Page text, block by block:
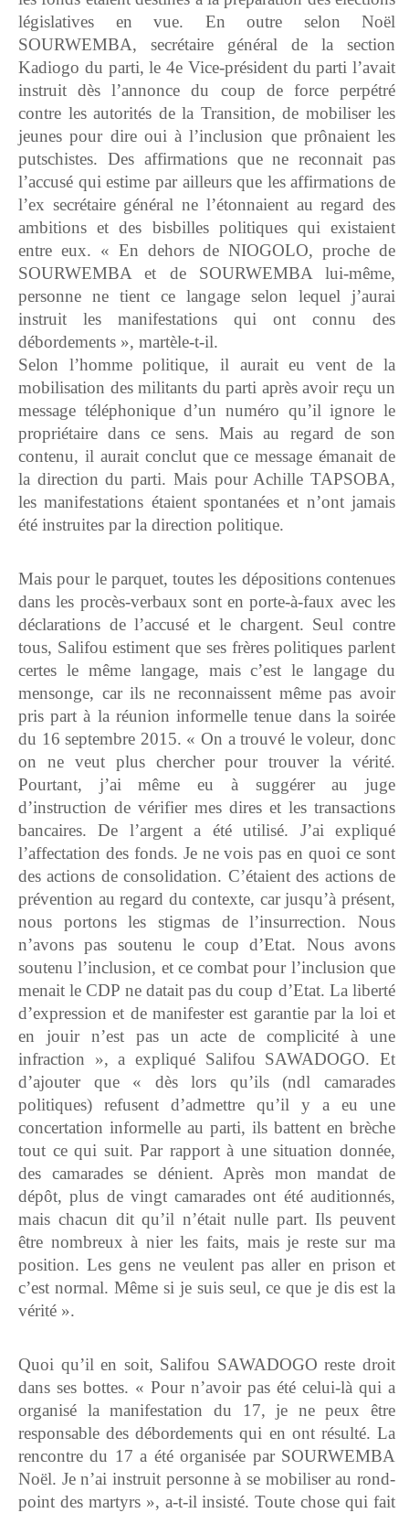
législatives en vue. En outre selon Noël
SOURWEMBA, secrétaire général de la section
Kadiogo du parti, le 4e Vice-président du parti l’avait
instruit dès l’annonce du coup de force perpétré
contre les autorités de la Transition, de mobiliser les
jeunes pour dire oui à l’inclusion que prônaient les
putschistes. Des affirmations que ne reconnait pas
l’accusé qui estime par ailleurs que les affirmations de
l’ex secrétaire général ne l’étonnaient au regard des
ambitions et des bisbilles politiques qui existaient
entre eux. « En dehors de NIOGOLO, proche de
SOURWEMBA et de SOURWEMBA lui-même,
personne ne tient ce langage selon lequel j’aurai
instruit les manifestations qui ont connu des
débordements », martèle-t-il.
Selon l’homme politique, il aurait eu vent de la
mobilisation des militants du parti après avoir reçu un
message téléphonique d’un numéro qu’il ignore le
propriétaire dans ce sens. Mais au regard de son
contenu, il aurait conclut que ce message émanait de
la direction du parti. Mais pour Achille TAPSOBA,
les manifestations étaient spontanées et n’ont jamais
été instruites par la direction politique.
Mais pour le parquet, toutes les dépositions contenues
dans les procès-verbaux sont en porte-à-faux avec les
déclarations de l’accusé et le chargent. Seul contre
tous, Salifou estiment que ses frères politiques parlent
certes le même langage, mais c’est le langage du
mensonge, car ils ne reconnaissent même pas avoir
pris part à la réunion informelle tenue dans la soirée
du 16 septembre 2015. « On a trouvé le voleur, donc
on ne veut plus chercher pour trouver la vérité.
Pourtant, j’ai même eu à suggérer au juge
d’instruction de vérifier mes dires et les transactions
bancaires. De l’argent a été utilisé. J’ai expliqué
l’affectation des fonds. Je ne vois pas en quoi ce sont
des actions de consolidation. C’étaient des actions de
prévention au regard du contexte, car jusqu’à présent,
nous portons les stigmas de l’insurrection. Nous
n’avons pas soutenu le coup d’Etat. Nous avons
soutenu l’inclusion, et ce combat pour l’inclusion que
menait le CDP ne datait pas du coup d’Etat. La liberté
d’expression et de manifester est garantie par la loi et
en jouir n’est pas un acte de complicité à une
infraction », a expliqué Salifou SAWADOGO. Et
d’ajouter que « dès lors qu’ils (ndl camarades
politiques) refusent d’admettre qu’il y a eu une
concertation informelle au parti, ils battent en brèche
tout ce qui suit. Par rapport à une situation donnée,
des camarades se dénient. Après mon mandat de
dépôt, plus de vingt camarades ont été auditionnés,
mais chacun dit qu’il n’était nulle part. Ils peuvent
être nombreux à nier les faits, mais je reste sur ma
position. Les gens ne veulent pas aller en prison et
c’est normal. Même si je suis seul, ce que je dis est la
vérité ».
Quoi qu’il en soit, Salifou SAWADOGO reste droit
dans ses bottes. « Pour n’avoir pas été celui-là qui a
organisé la manifestation du 17, je ne peux être
responsable des débordements qui en ont résulté. La
rencontre du 17 a été organisée par SOURWEMBA
Noël. Je n’ai instruit personne à se mobiliser au rond-
point des martyrs », a-t-il insisté. Toute chose qui fait